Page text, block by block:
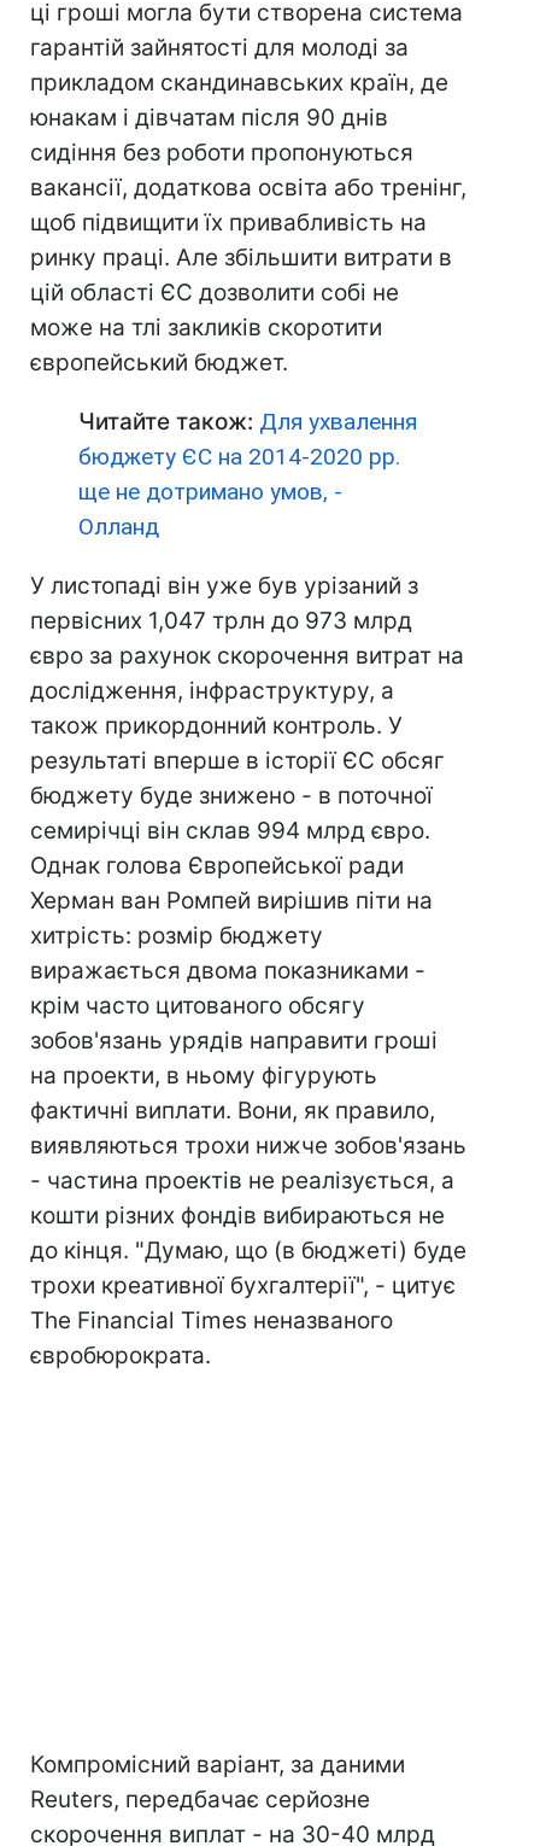
ці гроші могла бути створена система
гарантій зайнятості для молоді за
прикладом скандинавських країн, де
юнакам і дівчатам після 90 днів
сидіння без роботи пропонуються
вакансії, додаткова освіта або тренінг,
щоб підвищити їх привабливість на
ринку праці. Але збільшити витрати в
цій області ЄС дозволити собі не
може на тлі закликів скоротити
європейський бюджет.
Читайте також: Для ухвалення
бюджету ЄС на 2014-2020 рр.
ще не дотримано умов, -
Олланд
У листопаді він уже був урізаний з
первісних 1,047 трлн до 973 млрд
євро за рахунок скорочення витрат на
дослідження, інфраструктуру, а
також прикордонний контроль. У
результаті вперше в історії ЄС обсяг
бюджету буде знижено - в поточної
семирічці він склав 994 млрд євро.
Однак голова Європейської ради
Херман ван Ромпей вирішив піти на
хитрість: розмір бюджету
виражається двома показниками -
крім часто цитованого обсягу
зобов'язань урядів направити гроші
на проекти, в ньому фігурують
фактичні виплати. Вони, як правило,
виявляються трохи нижче зобов'язань
- частина проектів не реалізується, а
кошти різних фондів вибираються не
до кінця. "Думаю, що (в бюджеті) буде
трохи креативної бухгалтерії", - цитує
The Financial Times неназваного
євробюрократа.
Компромісний варіант, за даними
Reuters, передбачає серйозне
скорочення виплат - на 30-40 млрд